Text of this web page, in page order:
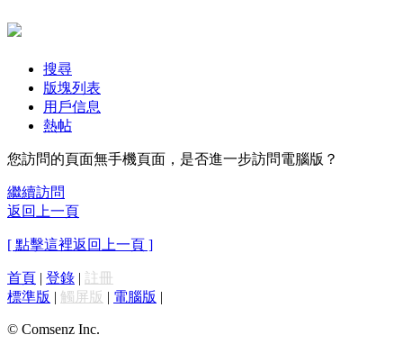
搜尋
版塊列表
用戶信息
熱帖
您訪問的頁面無手機頁面，是否進一步訪問電腦版？
繼續訪問
返回上一頁
[ 點擊這裡返回上一頁 ]
首頁 | 登錄 | 註冊
標準版 | 觸屏版 | 電腦版 |
© Comsenz Inc.